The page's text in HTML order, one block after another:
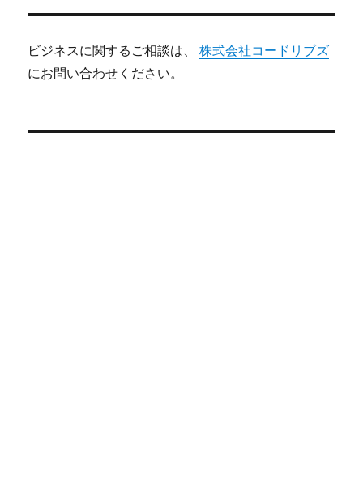
ビジネスに関するご相談は、株式会社コードリブズ
にお問い合わせください。